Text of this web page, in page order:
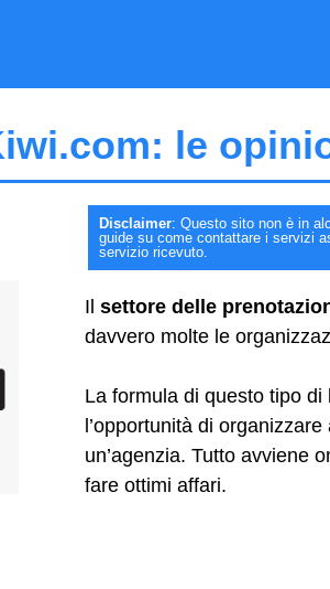
le
Disclaimer: Questo sito non è in
guide su come contattare i servizi
servizio ricevuto.
Il settore delle
davvero molte le
La formula di questo tipo
l’opportunità di
un’agenzia. Tutto avviene
fare ottimi affari.